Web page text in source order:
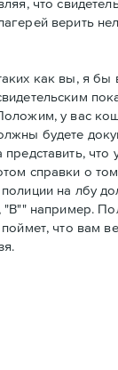
что
верить
как вы, я бы
у вас
будете
представить,
справки о
на лбу
"В"" например.
что вам